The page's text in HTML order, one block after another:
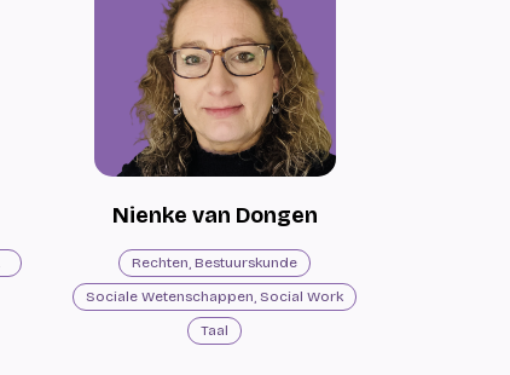
Nienke van Dongen
Rechten, Bestuurskunde
Sociale Wetenschappen, Social Work
Taal